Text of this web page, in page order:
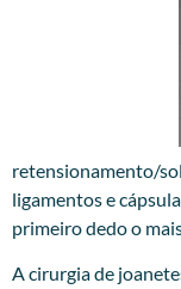
retensionamento/
ligamentos e
primeiro dedo o
A cirurgia de